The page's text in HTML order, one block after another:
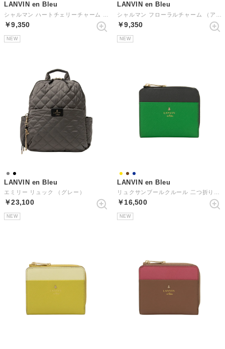
LANVIN en Bleu
￥9,350
NEW
LANVIN en Bleu
￥9,350
NEW
LANVIN en Bleu
エミリー リュック （グレー）
￥23,100
NEW
LANVIN en Bleu
￥16,500
NEW